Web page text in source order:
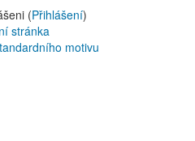
(Přihlášení)
stránka
motivu